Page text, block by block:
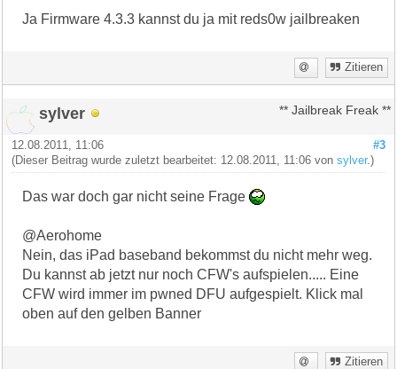
Ja Firmware 4.3.3 kannst du ja mit reds0w jailbreaken
Zitieren
sylver ** Jailbreak Freak **
#3
12.08.2011, 11:06
(Dieser Beitrag wurde zuletzt bearbeitet: 12.08.2011, 11:06 vonsylver.)
Das war doch gar nicht seine Frage
@Aerohome
Nein, das iPad baseband bekommst du nicht mehr weg.
Du kannst ab jetzt nur noch CFW's aufspielen..... Eine
CFW wird immer im pwned DFU aufgespielt. Klick mal
oben auf den gelben Banner
Zitieren